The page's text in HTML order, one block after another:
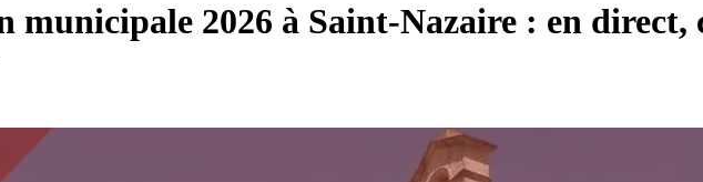
municipale 2026 à Saint-Nazaire : en direct,